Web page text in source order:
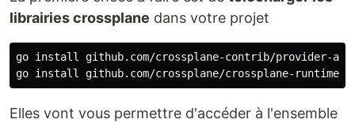
librairies crossplane dans votre projet
go install github.com/crossplane-contrib/provider-
go install
Elles vont vous permettre d'accéder à l'ensemble